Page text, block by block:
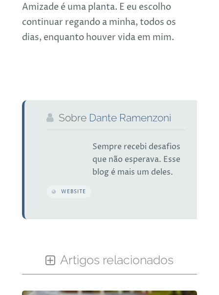
Amizade é uma planta. E eu escolho
continuar regando a minha, todos os
dias, enquanto houver vida em mim.
Sobre Dante Ramenzoni
Sempre recebi desafios
que não esperava. Esse
blog é mais um deles.
WEBSITE
Artigos relacionados